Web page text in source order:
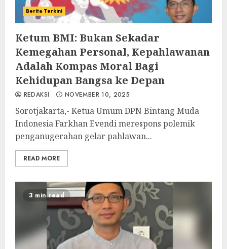
Berita Terkini
Ketum BMI: Bukan Sekadar
Kemegahan Personal, Kepahlawanan
Adalah Kompas Moral Bagi
Kehidupan Bangsa ke Depan
REDAKSI NOVEMBER 10, 2025
Sorotjakarta,- Ketua Umum DPN Bintang Muda
Indonesia Farkhan Evendi merespons polemik
penganugerahan gelar pahlawan...
READ MORE
3 min read